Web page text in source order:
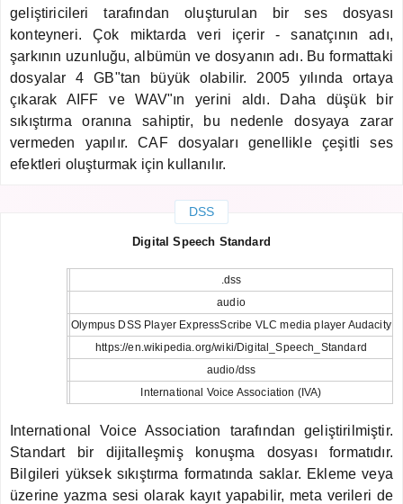
geliştiricileri tarafından oluşturulan bir ses dosyası
konteyneri. Çok miktarda veri içerir - sanatçının adı,
şarkının uzunluğu, albümün ve dosyanın adı. Bu formattaki
dosyalar 4 GB"tan büyük olabilir. 2005 yılında ortaya
çıkarak AIFF ve WAV"ın yerini aldı. Daha düşük bir
sıkıştırma oranına sahiptir, bu nedenle dosyaya zarar
vermeden yapılır. CAF dosyaları genellikle çeşitli ses
efektleri oluşturmak için kullanılır.
DSS
Digital Speech Standard
.dss
audio
Olympus DSS Player ExpressScribe VLC media player Audacity
https://en.wikipedia.org/wiki/Digital_Speech_Standard
audio/dss
International Voice Association (IVA)
International Voice Association tarafından geliştirilmiştir.
Standart bir dijitalleşmiş konuşma dosyası formatıdır.
Bilgileri yüksek sıkıştırma formatında saklar. Ekleme veya
üzerine yazma sesi olarak kayıt yapabilir, meta verileri de